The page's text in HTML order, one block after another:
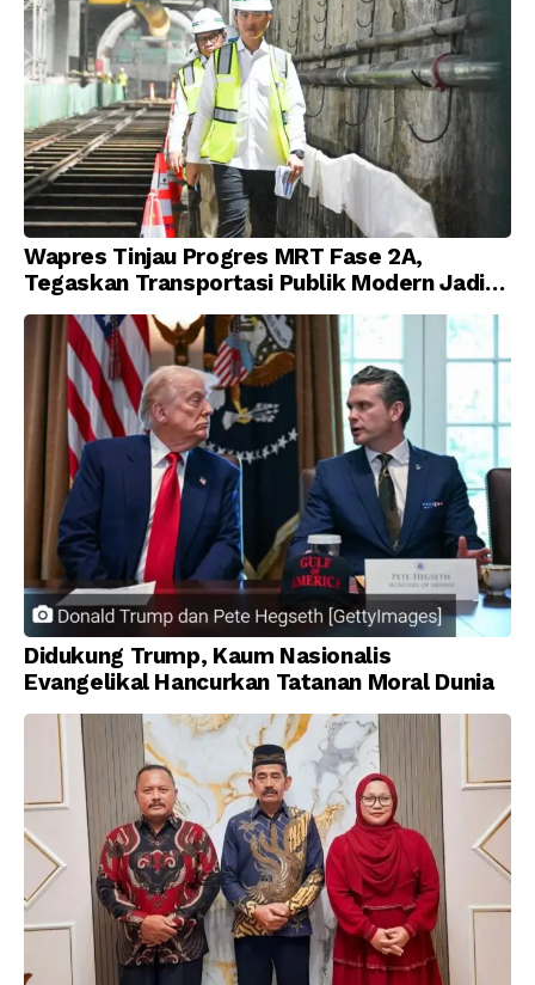
Wapres Tinjau Progres MRT Fase 2A,
Tegaskan Transportasi Publik Modern Jadi
Prioritas Nasional
Didukung Trump, Kaum Nasionalis
Evangelikal Hancurkan Tatanan Moral Dunia